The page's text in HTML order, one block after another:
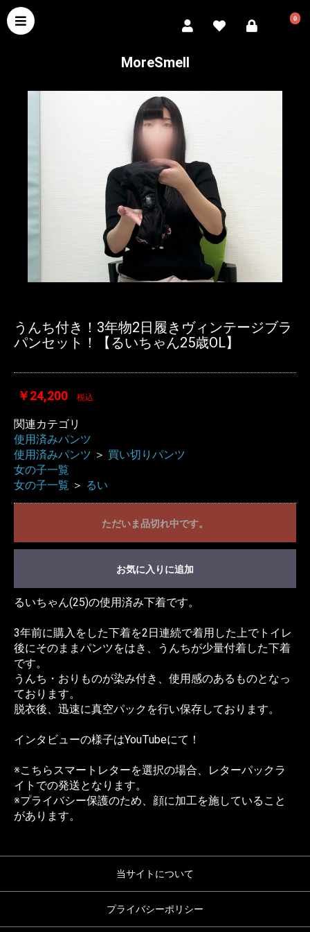
0
MoreSmell
うんち付き！3年物2日履きヴィンテージブラ
パンセット！【るいちゃん25歳OL】
￥24,200 税込
関連カテゴリ
使用済みパンツ
使用済みパンツ ＞ 買い切りパンツ
女の子一覧
女の子一覧 ＞ るい
ただいま品切れ中です。
お気に入りに追加
るいちゃん(25)の使用済み下着です。
3年前に購入をした下着を2日連続で着用した上でトイレ
後にそのままパンツをはき、うんちが少量付着した下着
です。
うんち・おりものが染み付き、使用感のあるものとなっ
ております。
脱衣後、迅速に真空パックを行い保存しております。
インタビューの様子はYouTubeにて！
※こちらスマートレターを選択の場合、レターパックラ
イトでの発送となります。
※プライバシー保護のため、顔に加工を施していること
があります。
当サイトについて
プライバシーポリシー